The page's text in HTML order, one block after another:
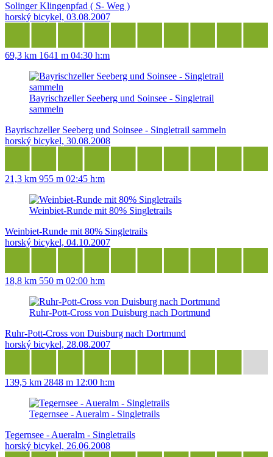
Solinger Klingenpfad ( S- Weg )
horský bicykel, 03.08.2007
69,3 km 1641 m 04:30 h:m
Bayrischzeller Seeberg und Soinsee - Singletrail
sammeln
Bayrischzeller Seeberg und Soinsee - Singletrail sammeln
horský bicykel, 30.08.2008
21,3 km 955 m 02:45 h:m
Weinbiet-Runde mit 80% Singletrails
Weinbiet-Runde mit 80% Singletrails
horský bicykel, 04.10.2007
18,8 km 550 m 02:00 h:m
Ruhr-Pott-Cross von Duisburg nach Dortmund
Ruhr-Pott-Cross von Duisburg nach Dortmund
horský bicykel, 28.08.2007
139,5 km 2848 m 12:00 h:m
Tegernsee - Aueralm - Singletrails
Tegernsee - Aueralm - Singletrails
horský bicykel, 26.06.2008